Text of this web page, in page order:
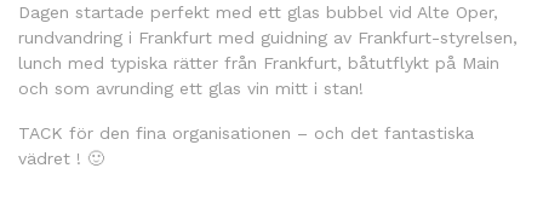
Dagen startade perfekt med ett glas bubbel vid Alte Oper,
rundvandring i Frankfurt med guidning av Frankfurt-styrelsen,
lunch med typiska rätter från Frankfurt, båtutflykt på Main
och som avrunding ett glas vin mitt i stan!
TACK för den fina organisationen – och det fantastiska
vädret ! 🙂